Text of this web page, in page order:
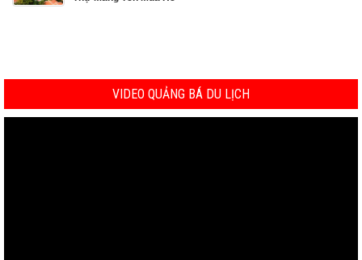
VIDEO QUẢNG BÁ DU LỊCH